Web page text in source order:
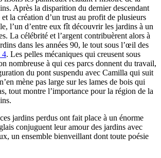
Après la disparition du dernier descendant
la création d’un trust au profit de plusieurs
l’un d’entre eux fît découvrir les jardins à un
La célébrité et l’argent contribuèrent alors à
dans les années 90, le tout sous l’œil des
4. Les pelles mécaniques qui creusent sous
nombreuse à qui ces parcs donnent du travail,
du pont suspendu avec Camilla qui suit
mène pas large sur les lames de bois qui
tout montre l’importance pour la région de la
jardins perdus ont fait place à un énorme
conjuguent leur amour des jardins avec
un ensemble bienveillant dont toute poésie